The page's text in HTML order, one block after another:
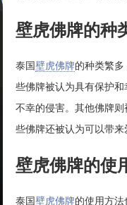
壁虎佛牌的种
泰国壁虎佛牌的种类繁
些佛牌被认为具有保护
不幸的侵害。其他佛牌
些佛牌还被认为可以带来
壁虎佛牌的使
泰国壁虎佛牌的使用方